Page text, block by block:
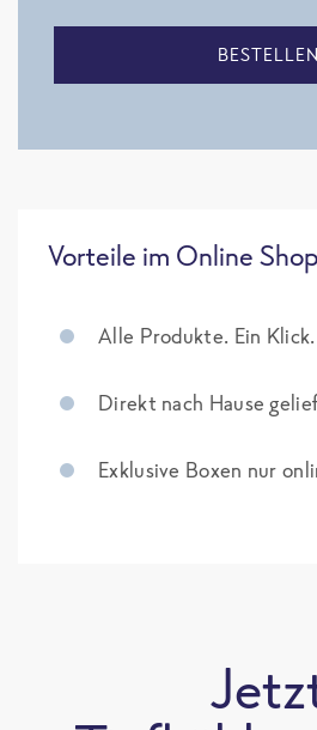
BESTELLEN
Vorteile im Online Shop
Alle Produkte. Ein Klick.
Direkt nach Hause
Exklusive Boxen nur